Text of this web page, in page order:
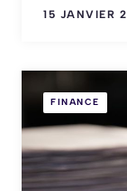
15 JANVIER
FINANCE